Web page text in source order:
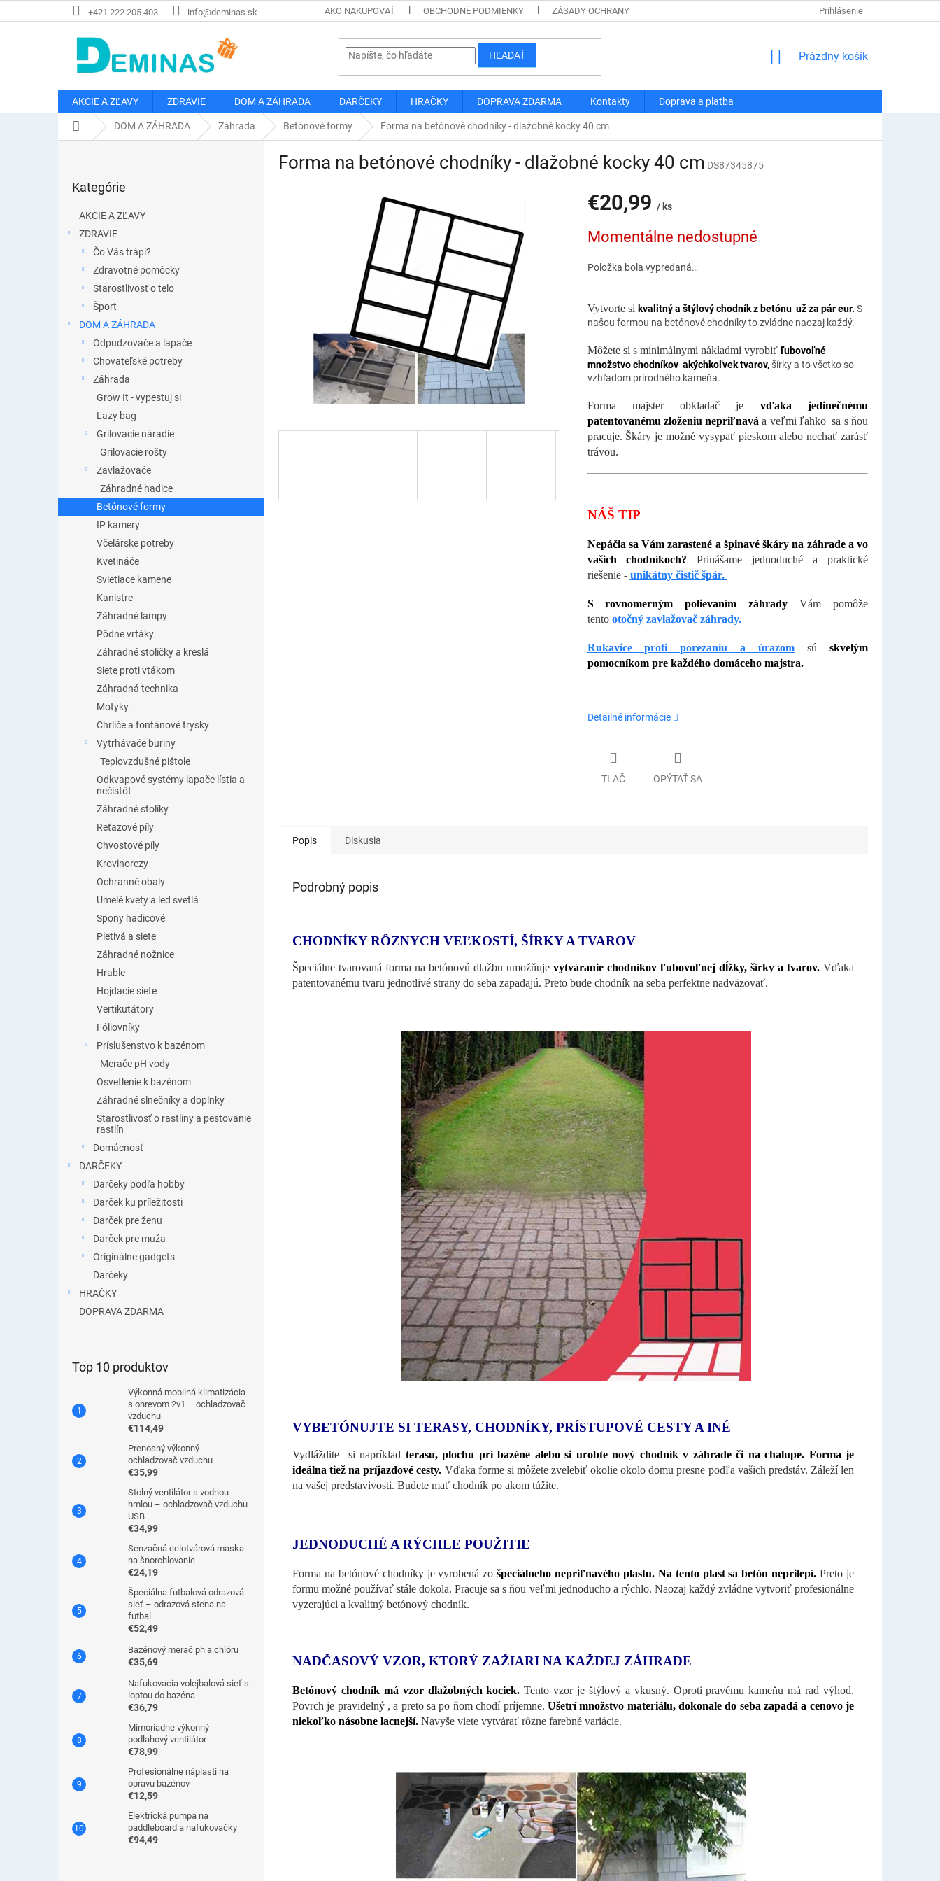
na
+421 222 205 403 info@deminas.sk AKO NAKUPOVAŤ OBCHODNÉ PODMIENKY ZÁSADY OCHRANY OSOBNÝCH ÚDAJOV DOPRAVA A PLATBA REKLAMÁCIA A
Prihlásenie
HĽADAŤ
NÁKUPNÝ
Prázdny košík
AKCIE A ZĽAVY ZDRAVIE DOM A ZÁHRADA DARČEKY HRAČKY DOPRAVA ZDARMA Kontakty Doprava a platba
DomovDOM A ZÁHRADA Záhrada Betónové formy Forma na betónové chodníky - dlažobné kocky 40 cm
kategórie
Kategórie
AKCIE A ZĽAVY
ZDRAVIE
Čo Vás trápi?
Zdravotné pomôcky
Starostlivosť o telo
Šport
DOM A ZÁHRADA
Odpudzovače a lapače
Chovateľské potreby
Záhrada
Grow It - vypestuj si
Lazy bag
Grilovacie náradie
Grilovacie rošty
Zavlažovače
Záhradné hadice
Betónové formy
IP kamery
Včelárske potreby
Kvetináče
Svietiace kamene
Kanistre
Záhradné lampy
Pôdne vrtáky
Záhradné stoličky a kreslá
Siete proti vtákom
Záhradná technika
Motyky
Chrliče a fontánové trysky
Vytrhávače buriny
Teplovzdušné pištole
Odkvapové systémy lapače lístia a
nečistôt
Záhradné stolíky
Reťazové píly
Chvostové píly
Krovinorezy
Ochranné obaly
Umelé kvety a led svetlá
Spony hadicové
Pletivá a siete
Záhradné nožnice
Hrable
Hojdacie siete
Vertikutátory
Fóliovníky
Príslušenstvo k bazénom
Merače pH vody
Osvetlenie k bazénom
Záhradné slnečníky a doplnky
Starostlivosť o rastliny a pestovanie
rastlín
Domácnosť
DARČEKY
Darčeky podľa hobby
Darček ku príležitosti
Darček pre ženu
Darček pre muža
Originálne gadgets
Darčeky
HRAČKY
DOPRAVA ZDARMA
Top 10 produktov
Výkonná mobilná klimatizácia
s ohrevom 2v1 – ochladzovač
vzduchu
€114,49
Prenosný výkonný
ochladzovač vzduchu
€35,99
Stolný ventilátor s vodnou
hmlou – ochladzovač vzduchu
USB
€34,99
Senzačná celotvárová maska
na šnorchlovanie
€24,19
Špeciálna futbalová odrazová
sieť – odrazová stena na
futbal
€52,49
Bazénový merač ph a chlóru
€35,69
Nafukovacia volejbalová sieť s
loptou do bazéna
€36,79
Mimoriadne výkonný
podlahový ventilátor
€78,99
Profesionálne náplasti na
opravu bazénov
€12,59
Elektrická pumpa na
paddleboard a nafukovačky
€94,49
Forma na betónové chodníky - dlažobné kocky 40 cm DS87345875
€20,99 / ks
cena:
Momentálne nedostupné
Položka bola vypredaná…
Vytvorte si kvalitný a štýlový chodník z betónu už za pár eur. S
našou formou na betónové chodníky tozvládne naozaj každý.
Môžete si s minimálnymi nákladmi vyrobiť ľubovoľné
množstvo chodníkov akýchkoľvek tvarov,šírky a to všetko so
vzhľadom prírodného kameňa.
Forma majster obkladač je vďaka jedinečnému
patentovanému zloženiunepriľnaváa veľmi ľahko sa s ňou
pracuje. Škáry je možné vysypať pieskom alebo nechať zarásť
trávou.
NÁŠ TIP
Nepáčia sa Vám zarastené a špinavé škáry na záhrade a vo
vašich chodníkoch? Prinášame jednoduché a praktické
riešenie - unikátny čistič špár.
S rovnomerným polievaním záhrady Vám pomôže
tento otočný zavlažovač záhrady.
Rukavice proti porezaniu a úrazom súskvelým
pomocníkom pre každého domáceho majstra.
Detailné informácie
TLAČ OPÝTAŤ SA
Popis Diskusia
Podrobný popis
CHODNÍKY RÔZNYCH VEĽKOSTÍ, ŠÍRKY A TVAROV
Špeciálne tvarovaná forma na betónovú dlažbu umožňuje vytváranie chodníkov ľubovoľnej dĺžky, šírky a tvarov. Vďaka
patentovanému tvaru jednotlivé strany do seba zapadajú. Preto bude chodník na seba perfektne nadväzovať.
VYBETÓNUJTE SI TERASY, CHODNÍKY, PRÍSTUPOVÉ CESTY A INÉ
Vydláždite si napríklad terasu, plochu pribazéne alebo si urobte nový chodník v záhrade či nachalupe. Forma je
ideálna tiež napríjazdové cesty. Vďaka forme si môžete zvelebiť okolie okolo domu presne podľa vašich predstáv. Záleží len
na vašej predstavivosti. Budete mať chodník po akom túžite.
JEDNODUCHÉ A RÝCHLE POUŽITIE
Forma na betónové chodníky je vyrobená zošpeciálneho nepriľnavého plastu. Na tento plast sa betón neprilepí.Preto je
formu možné používať stále dokola. Pracuje sa s ňou veľmi jednoducho a rýchlo. Naozaj každý zvládne vytvoriť profesionálne
vyzerajúci a kvalitný betónový chodník.
NADČASOVÝ VZOR, KTORÝ ZAŽIARI NA KAŽDEJ ZÁHRADE
Betónový chodník má vzor dlažobných kociek. Tento vzor je štýlový a vkusný. Oproti pravému kameňu má rad výhod.
Povrch je pravidelný , a preto sa po ňomchodí príjemne. Ušetrí množstvo materiálu, dokonale do seba zapadá a cenovo je
niekoľko násobne lacnejší. Navyše viete vytvárať rôzne farebné variácie.